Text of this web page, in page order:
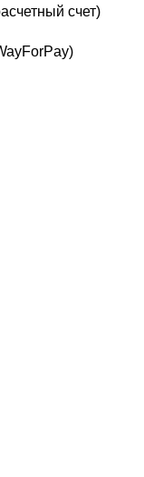
счет)